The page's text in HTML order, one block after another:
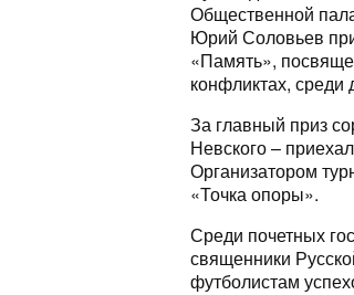
Общественной
Юрий Соловьев
«Память»,
конфликтах, среди
За главный приз
Невского –
Организатором
«Точка опоры».
Среди почетных
священники
футболистам